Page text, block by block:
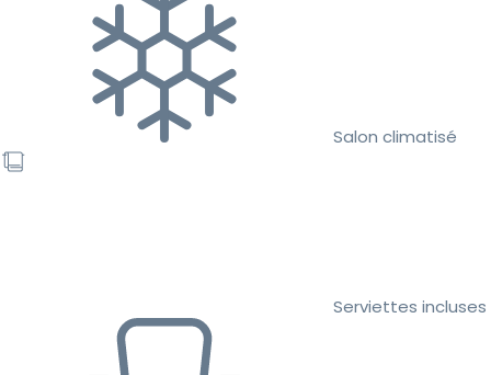
Salon climatisé
Serviettes incluses